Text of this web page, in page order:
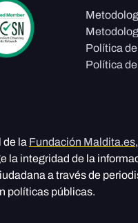
Política
Política
de la Fundación Maldita.es
la integridad de la
a través de
políticas públicas.